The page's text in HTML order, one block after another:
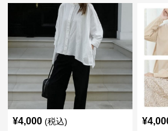
¥4,000 (税込) ¥